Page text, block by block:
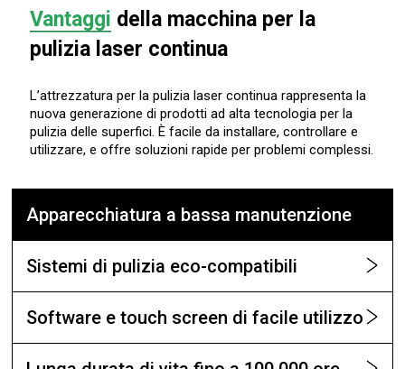
Vantaggi della macchina per la
pulizia laser continua
L’attrezzatura per la pulizia laser continua rappresenta la
nuova generazione di prodotti ad alta tecnologia per la
pulizia delle superfici. È facile da installare, controllare e
utilizzare, e offre soluzioni rapide per problemi complessi.
Apparecchiatura a bassa manutenzione
Sistemi di pulizia eco-compatibili
Software e touch screen di facile utilizzo